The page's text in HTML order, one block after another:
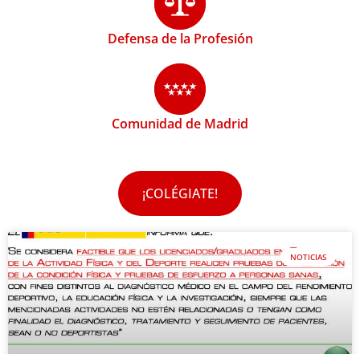
Defensa de la Profesión
Comunidad de Madrid
¡COLÉGIATE!
NOTICIAS